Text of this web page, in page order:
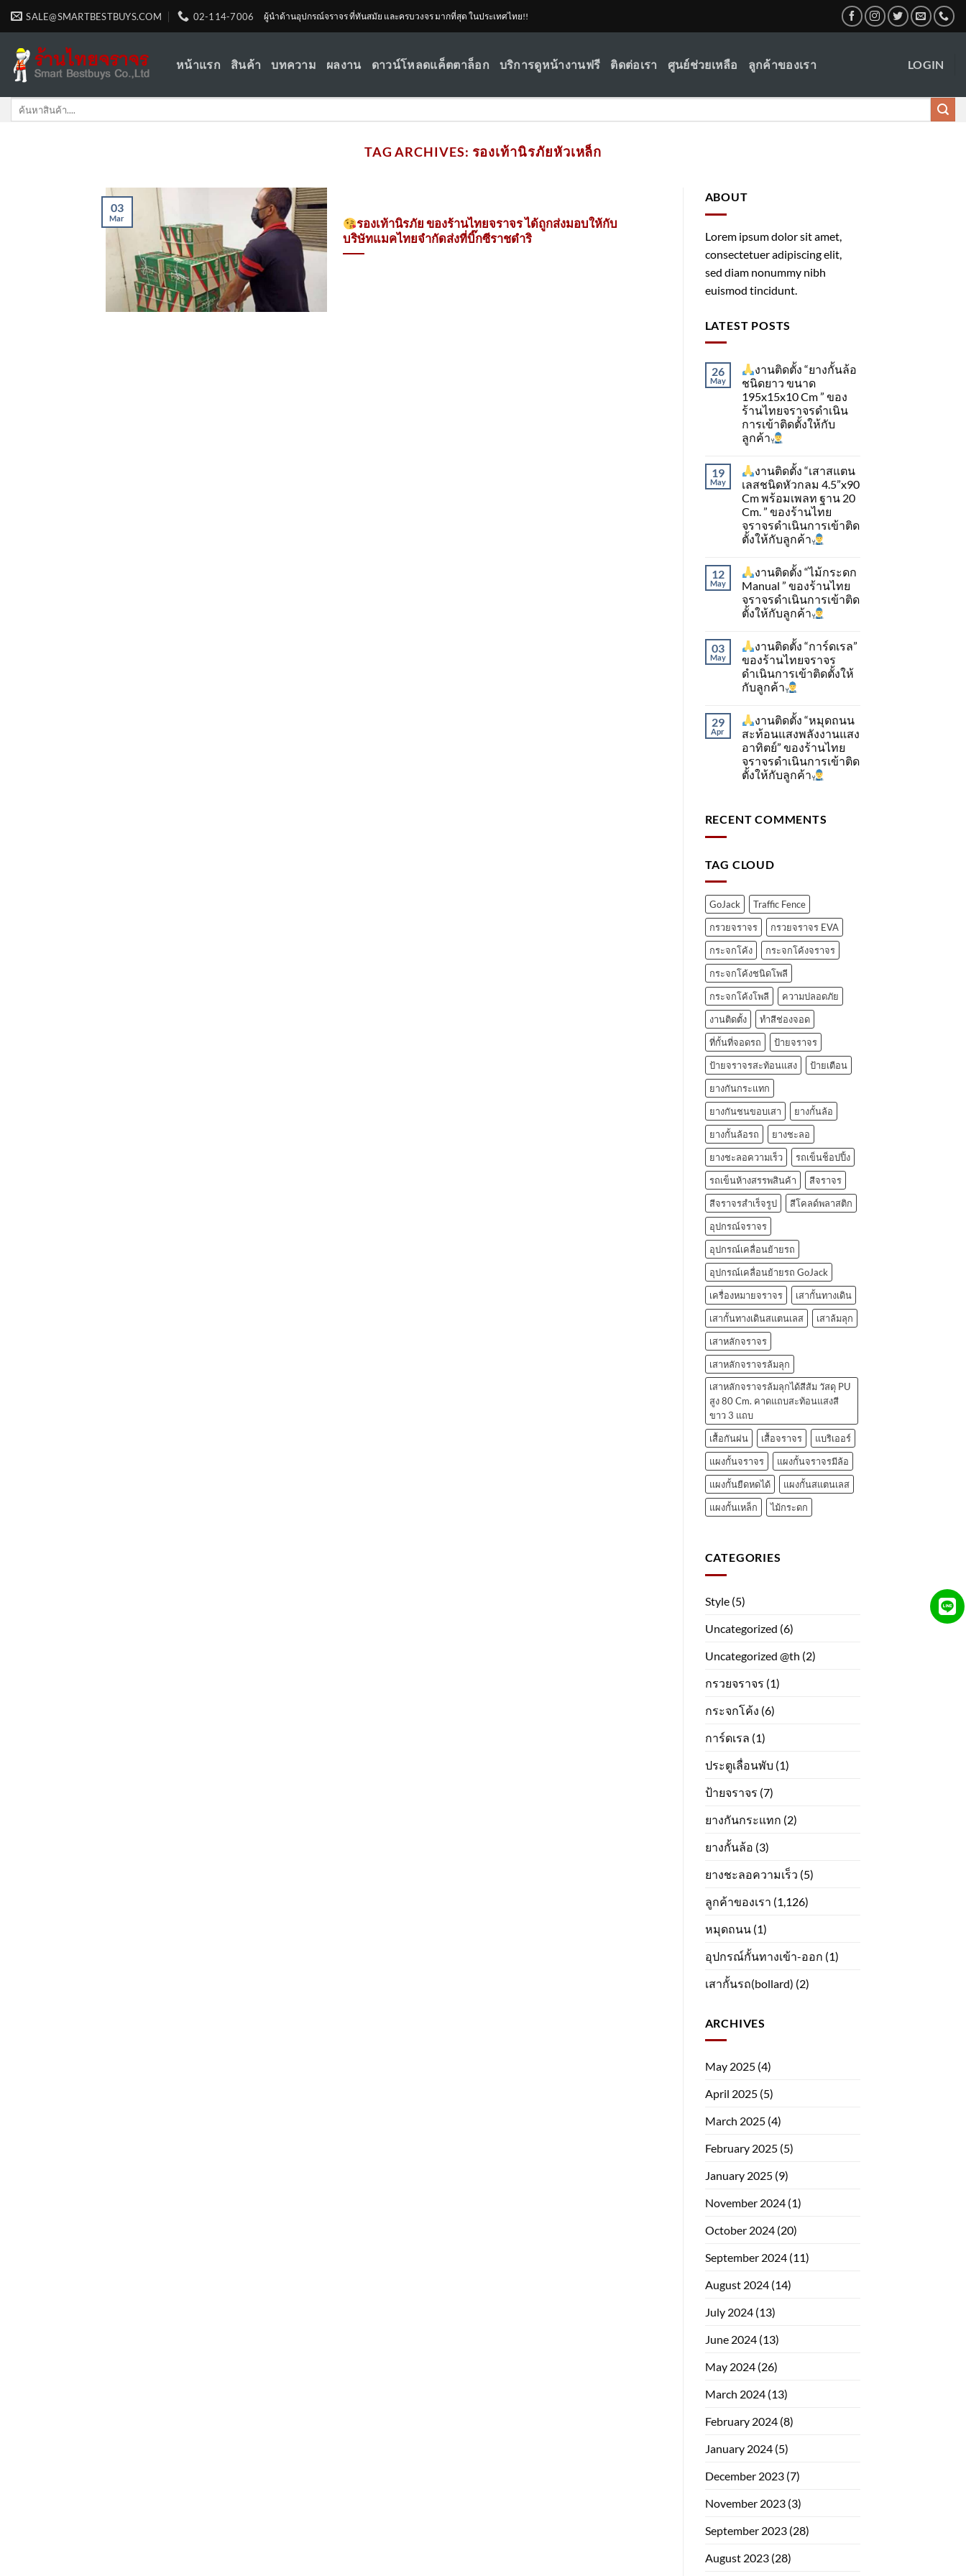
Skip
SALE@SMARTBESTBUYS.COM 02-114-7006 ผู้นำด้านอุปกรณ์จราจร ที่ทันสมัย และครบวงจร มากที่สุด ในประเทศไทย!!
หน้าแรก สินค้า บทความ ผลงาน ดาวน์โหลดแค็ตตาล็อก บริการดูหน้างานฟรี ติดต่อเรา ศูนย์ช่วยเหลือ ลูกค้าของเรา LOGIN
Search
TAG ARCHIVES: รองเท้านิรภัยหัวเหล็ก
รองเท้านิรภัย ของร้านไทยจราจร ได้ถูกส่งมอบให้กับ
บริษัทแมคไทยจำกัดส่งที่บิ๊กซีราชดำริ
03
Mar
ABOUT
Lorem ipsum dolor sit amet,
consectetuer adipiscing elit,
sed diam nonummy nibh
euismod tincidunt.
LATEST POSTS
26
May
งานติดตั้ง “ยางกั้นล้อ
ชนิดยาว ขนาด
195x15x10 Cm ” ของ
ร้านไทยจราจรดำเนิน
การเข้าติดตั้ง​ให้กับ
ลูกค้า
19
May
งานติดตั้ง “เสาสแตน
เลสชนิดหัวกลม 4.5”x90
Cm พร้อมเพลท ฐาน 20
Cm. ” ของร้านไทย
จราจรดำเนินการเข้าติด
ตั้ง​ให้กับลูกค้า
12
May
งานติดตั้ง “ไม้กระดก
Manual ” ของร้านไทย
จราจรดำเนินการเข้าติด
ตั้ง​ให้กับลูกค้า
03
May
งานติดตั้ง “การ์ดเรล”
ของร้านไทยจราจร
ดำเนินการเข้าติดตั้ง​ให้
กับลูกค้า
29
Apr
งานติดตั้ง “หมุดถนน
สะท้อนแสงพลังงานแสง
อาทิตย์” ของร้านไทย
จราจรดำเนินการเข้าติด
ตั้ง​ให้กับลูกค้า
RECENT COMMENTS
TAG CLOUD
GoJack
Traffic Fence
กรวยจราจร
กรวยจราจร EVA
กระจกโค้ง
กระจกโค้งจราจร
กระจกโค้งชนิดโพลี
กระจกโค้งโพลี
ความปลอดภัย
งานติดตั้ง
ทำสีช่องจอด
ที่กั้นที่จอดรถ
ป้ายจราจร
ป้ายจราจรสะท้อนแสง
ป้ายเตือน
ยางกันกระแทก
ยางกันชนขอบเสา
ยางกั้นล้อ
ยางกั้นล้อรถ
ยางชะลอ
ยางชะลอความเร็ว
รถเข็นช็อปปิ้ง
รถเข็นห้างสรรพสินค้า
สีจราจร
สีจราจรสำเร็จรูป
สีโคลด์พลาสติก
อุปกรณ์จราจร
อุปกรณ์เคลื่อนย้ายรถ
อุปกรณ์เคลื่อนย้ายรถ GoJack
เครื่องหมายจราจร
เสากั้นทางเดิน
เสากั้นทางเดินสแตนเลส
เสาล้มลุก
เสาหลักจราจร
เสาหลักจราจรล้มลุก
เสาหลักจราจรล้มลุกได้สีส้ม วัสดุ PU
สูง 80 Cm. คาดแถบสะท้อนแสงสี
ขาว 3 แถบ
เสื้อกันฝน
เสื้อจราจร
แบริเออร์
แผงกั้นจราจร
แผงกั้นจราจรมีล้อ
แผงกั้นยืดหดได้
แผงกั้นสแตนเลส
แผงกั้นเหล็ก
ไม้กระดก
CATEGORIES
Style(5)
Uncategorized (6)
Uncategorized @th (2)
กรวยจราจร (1)
กระจกโค้ง (6)
การ์ดเรล (1)
ประตูเลื่อนพับ (1)
ป้ายจราจร (7)
ยางกันกระแทก (2)
ยางกั้นล้อ (3)
ยางชะลอความเร็ว (5)
ลูกค้าของเรา (1,126)
หมุดถนน(1)
อุปกรณ์กั้นทางเข้า-ออก (1)
เสากั้นรถ(bollard) (2)
ARCHIVES
May 2025(4)
April 2025(5)
March 2025(4)
February 2025(5)
January 2025(9)
November 2024(1)
October 2024(20)
September 2024(11)
August 2024(14)
July 2024(13)
June 2024(13)
May 2024(26)
March 2024(13)
February 2024(8)
January 2024(5)
December 2023(7)
November 2023(3)
September 2023(28)
August 2023(28)